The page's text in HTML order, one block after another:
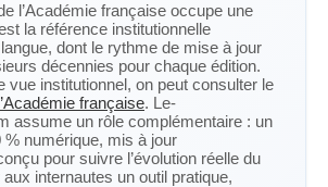
l’Académie française occupe une
la référence institutionnelle
dont le rythme de mise à jour
décennies pour chaque édition.
vue institutionnel, on peut consulter le
française. Le-
assume un rôle complémentaire : un
% numérique, mis à jour
pour suivre l’évolution réelle du
internautes un outil pratique,